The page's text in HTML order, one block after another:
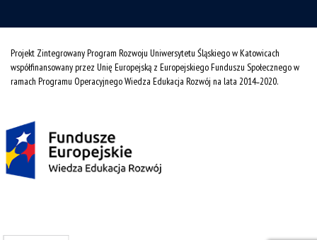
Projekt Zintegrowany Program Rozwoju Uniwersytetu Śląskiego w Katowicach
współfinansowany przez Unię Europejską z Europejskiego Funduszu Społecznego w
ramach Programu Operacyjnego Wiedza Edukacja Rozwój na lata 2014˗2020.